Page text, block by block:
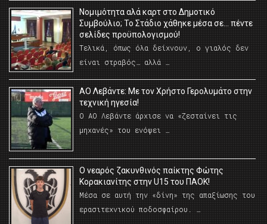
Νομιμότητα αλά καρτ στο Δημοτικό
Συμβούλιο; Το Στάδιο χάθηκε μέσα σε… πέντε
σελίδες προϋπολογισμού!
Τελικά, όπως όλα δείχνουν, ο γιαλός δεν
είναι στραβός… αλλά …
ΑΟ Λεβάντε: Με τον Χρήστο Γερολυμάτο στην
τεχνική ηγεσία!
Ο ΑΟ Λεβάντε άρχισε να «ζεσταίνει τις
μηχανές» του ενόψει …
O νεαρός ζακυνθινός παίκτης Φώτης
Κορακιανίτης στην U15 του ΠΑΟΚ!
Μέσα σε αυτή την «δίνη» της απαξίωσης του
ερασιτεχνικού ποδοσφαίρου. …